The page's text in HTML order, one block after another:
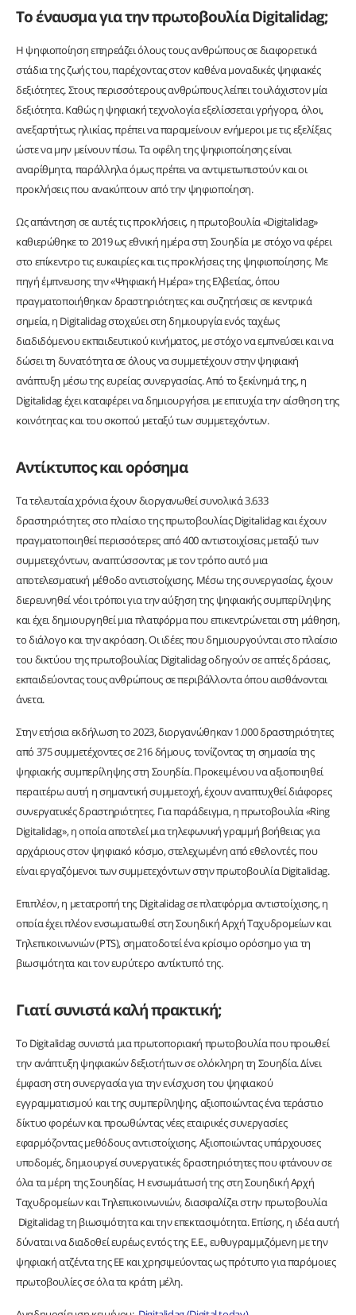
Το έναυσμα για την πρωτοβουλία Digitalidag;
Η ψηφιοποίηση επηρεάζει όλους τους ανθρώπους σε διαφορετικά
στάδια της ζωής του, παρέχοντας στον καθένα μοναδικές ψηφιακές
δεξιότητες. Στους περισσότερους ανθρώπους λείπει τουλάχιστον μία
δεξιότητα. Καθώς η ψηφιακή τεχνολογία εξελίσσεται γρήγορα, όλοι,
ανεξαρτήτως ηλικίας, πρέπει να παραμείνουν ενήμεροι με τις εξελίξεις
ώστε να μην μείνουν πίσω. Τα οφέλη της ψηφιοποίησης είναι
αναρίθμητα, παράλληλα όμως πρέπει να αντιμετωπιστούν και οι
προκλήσεις που ανακύπτουν από την ψηφιοποίηση.
Ως απάντηση σε αυτές τις προκλήσεις, η πρωτοβουλία «Digitalidag»
καθιερώθηκε το 2019 ως εθνική ημέρα στη Σουηδία με στόχο να φέρει
στο επίκεντρο τις ευκαιρίες και τις προκλήσεις της ψηφιοποίησης. Με
πηγή έμπνευσης την «Ψηφιακή Ημέρα» της Ελβετίας, όπου
πραγματοποιήθηκαν δραστηριότητες και συζητήσεις σε κεντρικά
σημεία, η Digitalidag στοχεύει στη δημιουργία ενός ταχέως
διαδιδόμενου εκπαιδευτικού κινήματος, με στόχο να εμπνεύσει και να
δώσει τη δυνατότητα σε όλους να συμμετέχουν στην ψηφιακή
ανάπτυξη μέσω της ευρείας συνεργασίας. Από το ξεκίνημά της, η
Digitalidag έχει καταφέρει να δημιουργήσει με επιτυχία την αίσθηση της
κοινότητας και του σκοπού μεταξύ των συμμετεχόντων.
Αντίκτυπος και ορόσημα
Τα τελευταία χρόνια έχουν διοργανωθεί συνολικά 3.633
δραστηριότητες στο πλαίσιο της πρωτοβουλίας Digitalidag και έχουν
πραγματοποιηθεί περισσότερες από 400 αντιστοιχίσεις μεταξύ των
συμμετεχόντων, αναπτύσσοντας με τον τρόπο αυτό μια
αποτελεσματική μέθοδο αντιστοίχισης. Μέσω της συνεργασίας, έχουν
διερευνηθεί νέοι τρόποι για την αύξηση της ψηφιακής συμπερίληψης
και έχει δημιουργηθεί μια πλατφόρμα που επικεντρώνεται στη μάθηση,
το διάλογο και την ακρόαση. Οι ιδέες που δημιουργούνται στο πλαίσιο
του δικτύου της πρωτοβουλίας Digitalidag οδηγούν σε απτές δράσεις,
εκπαιδεύοντας τους ανθρώπους σε περιβάλλοντα όπου αισθάνονται
άνετα.
Στην ετήσια εκδήλωση το 2023, διοργανώθηκαν 1.000 δραστηριότητες
από 375 συμμετέχοντες σε 216 δήμους, τονίζοντας τη σημασία της
ψηφιακής συμπερίληψης στη Σουηδία. Προκειμένου να αξιοποιηθεί
περαιτέρω αυτή η σημαντική συμμετοχή, έχουν αναπτυχθεί διάφορες
συνεργατικές δραστηριότητες. Για παράδειγμα, η πρωτοβουλία «Ring
Digitalidag», η οποία αποτελεί μια τηλεφωνική γραμμή βοήθειας για
αρχάριους στον ψηφιακό κόσμο, στελεχωμένη από εθελοντές, που
είναι εργαζόμενοι των συμμετεχόντων στην πρωτοβουλία Digitalidag.
Επιπλέον, η μετατροπή της Digitalidag σε πλατφόρμα αντιστοίχισης, η
οποία έχει πλέον ενσωματωθεί στη Σουηδική Αρχή Ταχυδρομείων και
Τηλεπικοινωνιών (PTS), σηματοδοτεί ένα κρίσιμο ορόσημο για τη
βιωσιμότητα και τον ευρύτερο αντίκτυπό της.
Γιατί συνιστά καλή πρακτική;
Το Digitalidag συνιστά μια πρωτοποριακή πρωτοβουλία που προωθεί
την ανάπτυξη ψηφιακών δεξιοτήτων σε ολόκληρη τη Σουηδία. Δίνει
έμφαση στη συνεργασία για την ενίσχυση του ψηφιακού
εγγραμματισμού και της συμπερίληψης, αξιοποιώντας ένα τεράστιο
δίκτυο φορέων και προωθώντας νέες εταιρικές συνεργασίες
εφαρμόζοντας μεθόδους αντιστοίχισης. Αξιοποιώντας υπάρχουσες
υποδομές, δημιουργεί συνεργατικές δραστηριότητες που φτάνουν σε
όλα τα μέρη της Σουηδίας. Η ενσωμάτωσή της στη Σουηδική Αρχή
Ταχυδρομείων και Τηλεπικοινωνιών, διασφαλίζει στην πρωτοβουλία
Digitalidag τη βιωσιμότητα και την επεκτασιμότητα. Επίσης, η ιδέα αυτή
δύναται να διαδοθεί ευρέως εντός της Ε.Ε., ευθυγραμμιζόμενη με την
ψηφιακή ατζέντα της ΕΕ και χρησιμεύοντας ως πρότυπο για παρόμοιες
πρωτοβουλίες σε όλα τα κράτη μέλη.